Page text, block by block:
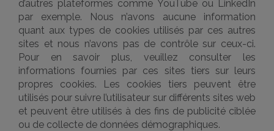
d’autres plateformes comme YouTube ou LinkedIn
par exemple. Nous n’avons aucune information
quant aux types de cookies utilisés par ces autres
sites et nous n’avons pas de contrôle sur ceux-ci.
Pour en savoir plus, veuillez consulter les
informations fournies par ces sites tiers sur leurs
propres cookies. Les cookies tiers peuvent être
utilisés pour suivre l’utilisateur sur différents sites web
et peuvent être utilisés à des fins de publicité ciblée
ou de collecte de données démographiques.